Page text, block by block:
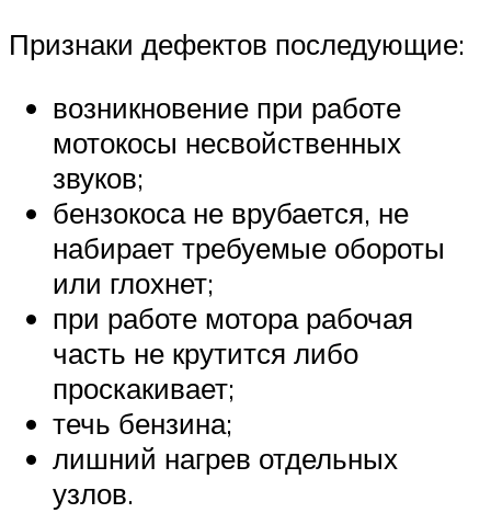
Признаки дефектов последующие:
возникновение при работе
мотокосы несвойственных
звуков;
бензокоса не врубается, не
набирает требуемые обороты
или глохнет;
при работе мотора рабочая
часть не крутится либо
проскакивает;
течь бензина;
лишний нагрев отдельных
узлов.